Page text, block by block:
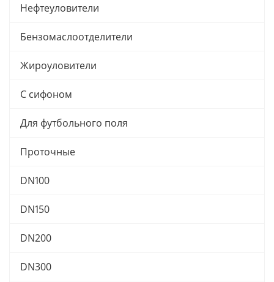
Нефтеуловители
Бензомаслоотделители
Жироуловители
С сифоном
Для футбольного поля
Проточные
DN100
DN150
DN200
DN300